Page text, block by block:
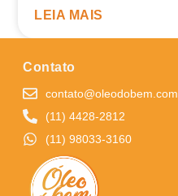
LEIA MAIS
Contato
contato@oleodobem.com
(11) 4428-2812
(11) 98033-3160